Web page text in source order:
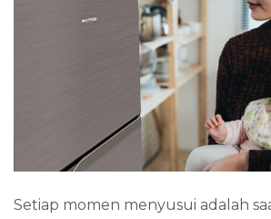
Setiap momen menyusui adalah